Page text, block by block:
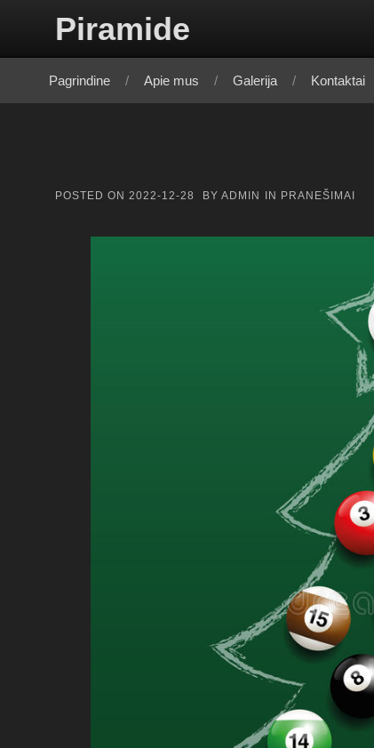
Piramide
Pagrindine Apie mus Galerija Kontaktai
POSTED ON 2022-12-28 BY ADMIN IN PRANEŠIMAI